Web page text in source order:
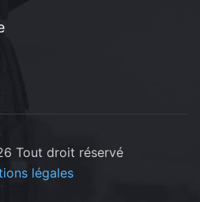
Tout droit réservé
légales